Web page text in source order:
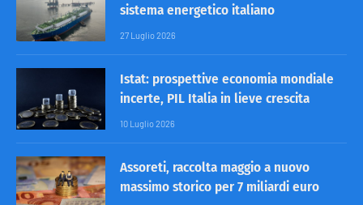
sistema energetico italiano
27 Luglio 2026
Istat: prospettive economia mondiale
incerte, PIL Italia in lieve crescita
10 Luglio 2026
Assoreti, raccolta maggio a nuovo
massimo storico per 7 miliardi euro